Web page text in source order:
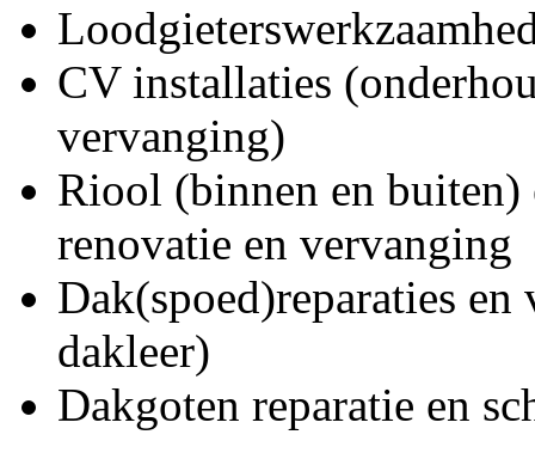
CV installaties
vervanging)
Riool (binnen en buiten)
renovatie en vervanging
Dak(spoed)reparaties
dakleer)
Dakgoten reparatie en